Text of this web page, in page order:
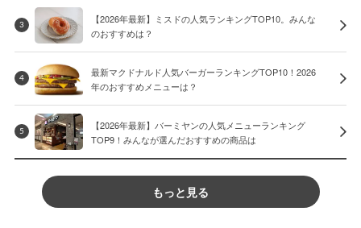
3
【2026年最新】ミスドの人気ランキングTOP10。みんな
のおすすめは？
4
最新マクドナルド人気バーガーランキングTOP10！2026
年のおすすめメニューは？
5
【2026年最新】バーミヤンの人気メニューランキング
TOP9！みんなが選んだおすすめの商品は
もっと見る